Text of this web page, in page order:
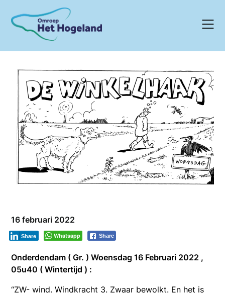
content
16 februari 2022
Whatsapp Share
Share
Onderdendam ( Gr. ) Woensdag 16 Februari 2022 ,
05u40 ( Wintertijd ) :
“ZW- wind. Windkracht 3. Zwaar bewolkt. En het is